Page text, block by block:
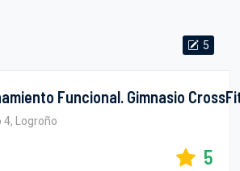
5
Funcional. Gimnasio
4, Logroño
5